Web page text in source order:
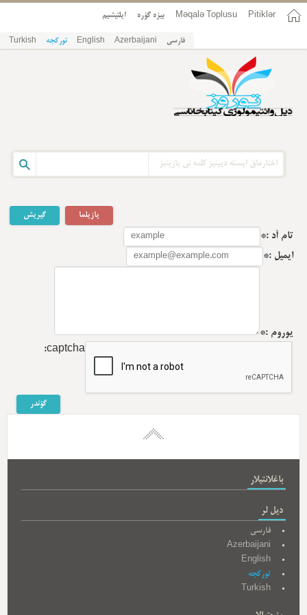
Pitiklər
Məqalə Toplusu بیزه گؤره ایلتیشیم
فارسی Azerbaijani
English تورکجه Turkish
گیریش یازیلما
تام آد :*
ایمیل :*
یوروم :*
captcha:
باغلانتیلار
دیل لر
فارسی
Azerbaijani
English
تورکجه
Turkish